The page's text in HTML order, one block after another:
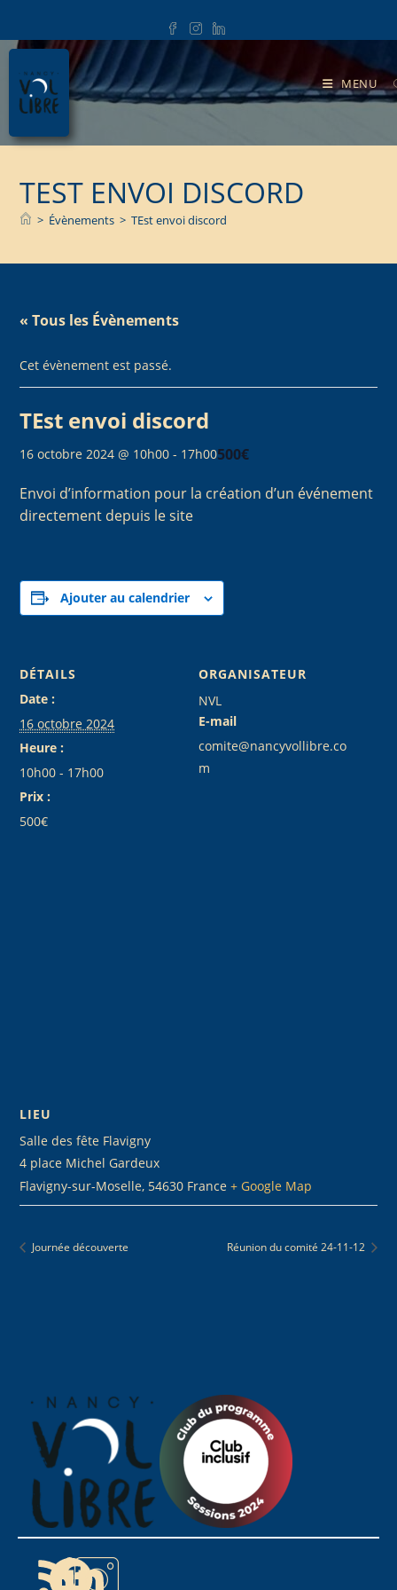
MENU
TEST ENVOI DISCORD
> Évènements > TEst envoi discord
« Tous les Évènements
Cet évènement est passé.
TEst envoi discord
16 octobre 2024 @ 10h00 - 17h00500€
Envoi d’information pour la création d’un événement
directement depuis le site
Ajouter au calendrier
DÉTAILS
Date :
16 octobre 2024
Heure :
10h00 - 17h00
Prix :
500€
ORGANISATEUR
NVL
E-mail
comite@nancyvollibre.co
m
LIEU
Salle des fête Flavigny
4 place Michel Gardeux
Flavigny-sur-Moselle, 54630 France + Google Map
Journée découverte Réunion du comité 24-11-12